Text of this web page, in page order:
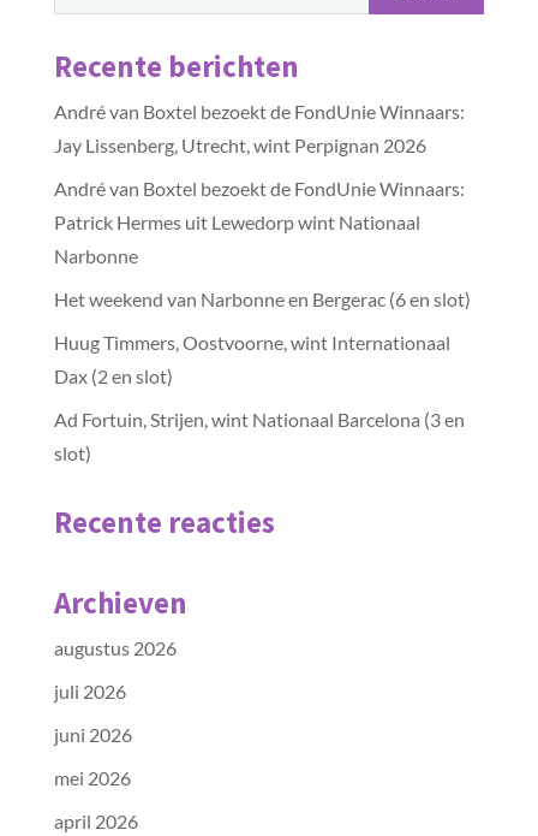
Recente berichten
André van Boxtel bezoekt de FondUnie Winnaars:
Jay Lissenberg, Utrecht, wint Perpignan 2026
André van Boxtel bezoekt de FondUnie Winnaars:
Patrick Hermes uit Lewedorp wint Nationaal
Narbonne
Het weekend van Narbonne en Bergerac (6 en slot)
Huug Timmers, Oostvoorne, wint Internationaal
Dax (2 en slot)
Ad Fortuin, Strijen, wint Nationaal Barcelona (3 en
slot)
Recente reacties
Archieven
augustus 2026
juli 2026
juni 2026
mei 2026
april 2026